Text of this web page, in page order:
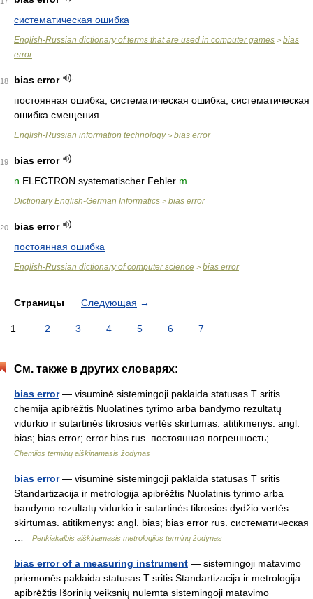
систематическая ошибка
English-Russian dictionary of terms that are used in computer games > bias
error
18
bias error
постоянная ошибка; систематическая ошибка; систематическая
ошибка смещения
English-Russian information technology> bias error
19
bias error
n ELECTRON systematischer Fehler m
Dictionary English-German Informatics > bias error
20
bias error
постоянная ошибка
English-Russian dictionary of computer science > bias error
Страницы Следующая →
1 2 3 4 5 6 7
См. также в других словарях:
bias error— visuminė sistemingoji paklaida statusas T sritis
chemija apibrėžtis Nuolatinės tyrimo arba bandymo rezultatų
vidurkio ir sutartinės tikrosios vertės skirtumas. atitikmenys: angl.
bias; bias error; error bias rus. постоянная погрешность;… …
Chemijos terminų aiškinamasis žodynas
bias error— visuminė sistemingoji paklaida statusas T sritis
Standartizacija ir metrologija apibrėžtis Nuolatinis tyrimo arba
bandymo rezultatų vidurkio ir sutartinės tikrosios dydžio vertės
skirtumas. atitikmenys: angl. bias; bias error rus. систематическая
Penkiakalbis aiškinamasis metrologijos terminų žodynas
bias error of a measuring instrument — sistemingoji matavimo
priemonės paklaida statusas T sritis Standartizacija ir metrologija
apibrėžtis Išorinių veiksnių nulemta sistemingoji matavimo